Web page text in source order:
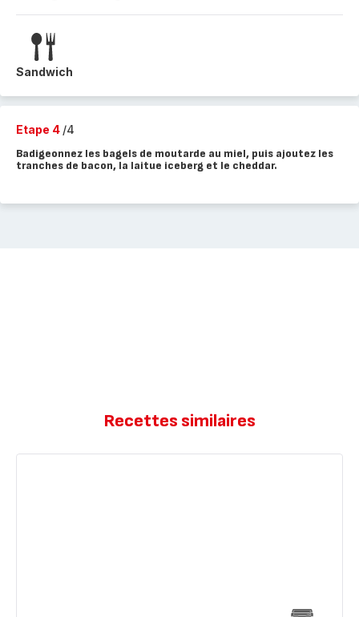
Sandwich
Etape 4 /4
Badigeonnez les bagels de moutarde au miel, puis ajoutez les
tranches de bacon, la laitue iceberg et le cheddar.
Recettes similaires